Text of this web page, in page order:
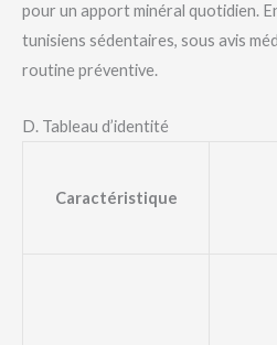
pour un apport minéral quotidien.
tunisiens sédentaires, sous avis
routine préventive.
D. Tableau d’identité
Caractéristique